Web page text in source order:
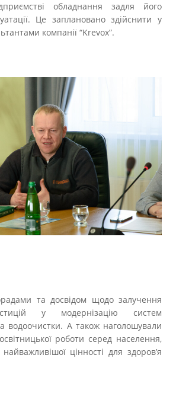
обладнання задля його
Це заплановано здійснити у
компанії “Krevox”.
та досвідом щодо залучення
у модернізацію систем
водоочистки. А також наголошували
роботи серед населення,
цінності для здоров’я